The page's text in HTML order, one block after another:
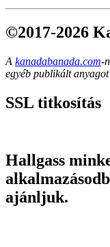
©2017-2026
A kanadabanada.com-
egyéb publikált
SSL titkosítás
Hallgass
ajánljuk.